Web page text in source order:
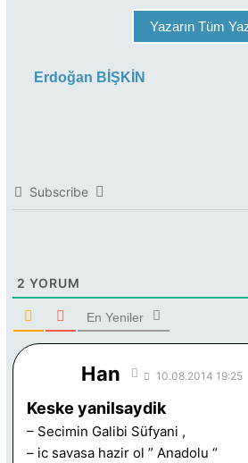
Yazarın Tüm
Erdoğan BİŞKİN
Subscribe
2 YORUM
En Yeniler
Han 10.08.2014 19:25
Keske yanilsaydik
– Secimin Galibi Süfyani ,
– ic savasa hazir ol ” Anadolu “